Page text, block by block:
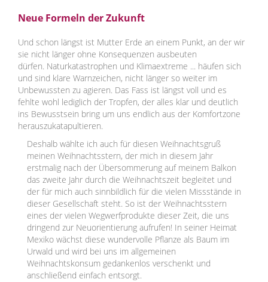
Neue Formeln der Zukunft
Und schon längst ist Mutter Erde an einem Punkt, an der wir
sie nicht länger ohne Konsequenzen ausbeuten
dürfen. Naturkatastrophen und Klimaextreme ... häufen sich
und sind klare Warnzeichen, nicht länger so weiter im
Unbewussten zu agieren. Das Fass ist längst voll und es
fehlte wohl lediglich der Tropfen, der alles klar und deutlich
ins Bewusstsein bring um uns endlich aus der Komfortzone
herauszukatapultieren.
Deshalb wählte ich auch für diesen Weihnachtsgruß
meinen Weihnachtsstern, der mich in diesem Jahr
erstmalig nach der Übersommerung auf meinem Balkon
das zweite Jahr durch die Weihnachtszeit begleitet und
der für mich auch sinnbildlich für die vielen Missstände in
dieser Gesellschaft steht. So ist der Weihnachtsstern
eines der vielen Wegwerfprodukte dieser Zeit, die uns
dringend zur Neuorientierung aufrufen! In seiner Heimat
Mexiko wächst diese wundervolle Pflanze als Baum im
Urwald und wird bei uns im allgemeinen
Weihnachtskonsum gedankenlos verschenkt und
anschließend einfach entsorgt.